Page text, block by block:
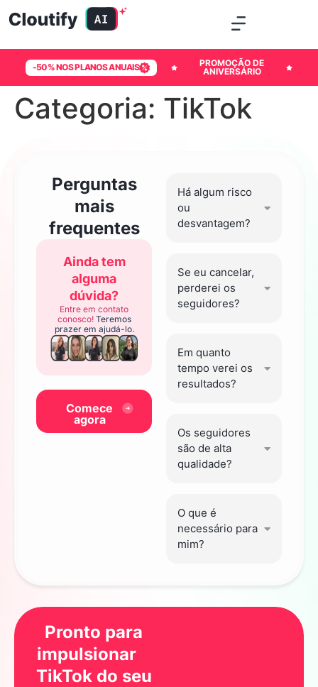
-50% NOS PLANOS ANUAIS
PROMOÇÃO DE
ANIVERSÁRIO
Categoria: TikTok
Perguntas
mais
frequentes
Comece
agora
Ainda tem
alguma
dúvida?
Entre em contato
conosco!Teremos
prazer em ajudá-lo.
Há algum risco
ou
desvantagem?
Se eu cancelar,
perderei os
seguidores?
Em quanto
tempo verei os
resultados?
Os seguidores
são de alta
qualidade?
O que é
necessário para
mim?
Pronto para
impulsionar
TikTok do seu